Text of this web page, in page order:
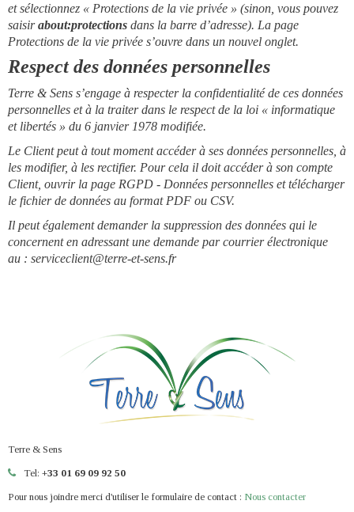
et sélectionnez « Protections de la vie privée » (sinon, vous pouvez
saisirabout:protections dans la barre d’adresse). La page
Protections de la vie privée s’ouvre dans un nouvel onglet.
Respect des données personnelles
Terre & Sens s’engage à respecter la confidentialité de ces données
personnelles et à la traiter dans le respect de la loi « informatique
et libertés » du 6 janvier 1978 modifiée.
Le Client peut à tout moment accéder à ses données personnelles, à
les modifier, à les rectifier. Pour cela il doit accéder à son compte
Client, ouvrir la page RGPD - Données personnelles et télécharger
le fichier de données au format PDF ou CSV.
Il peut également demander la suppression des données qui le
concernent en adressant une demande par courrier électronique
au : serviceclient@terre-et-sens.fr
Terre & Sens
Tel: +33 01 69 09 92 50
Pour nous joindre merci d'utiliser le formulaire de contact : Nous contacter